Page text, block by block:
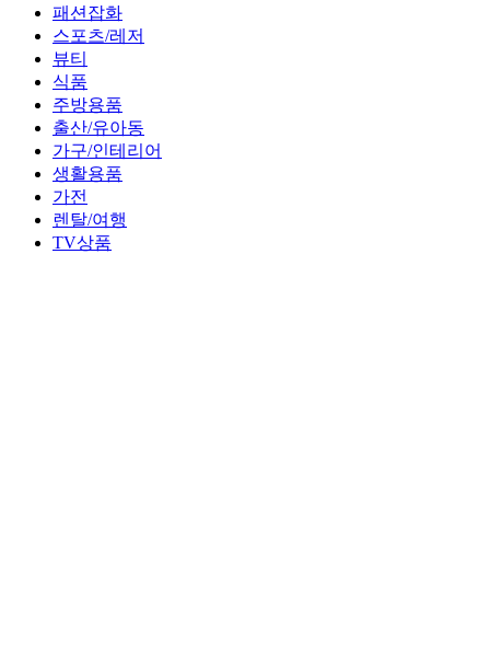
패션잡화
스포츠/레저
뷰티
식품
주방용품
출산/유아동
가구/인테리어
생활용품
가전
렌탈/여행
TV상품